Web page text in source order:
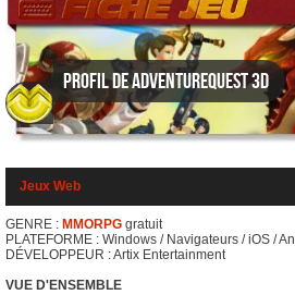
Profil de AdventureQuest 3D
Jeux Web
GENRE : MMORPG gratuit
PLATEFORME : Windows / Navigateurs / iOS /
DÉVELOPPEUR : Artix Entertainment
VUE D'ENSEMBLE